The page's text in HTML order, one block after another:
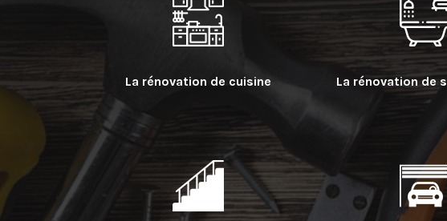
La rénovation de cuisine La rénovation de